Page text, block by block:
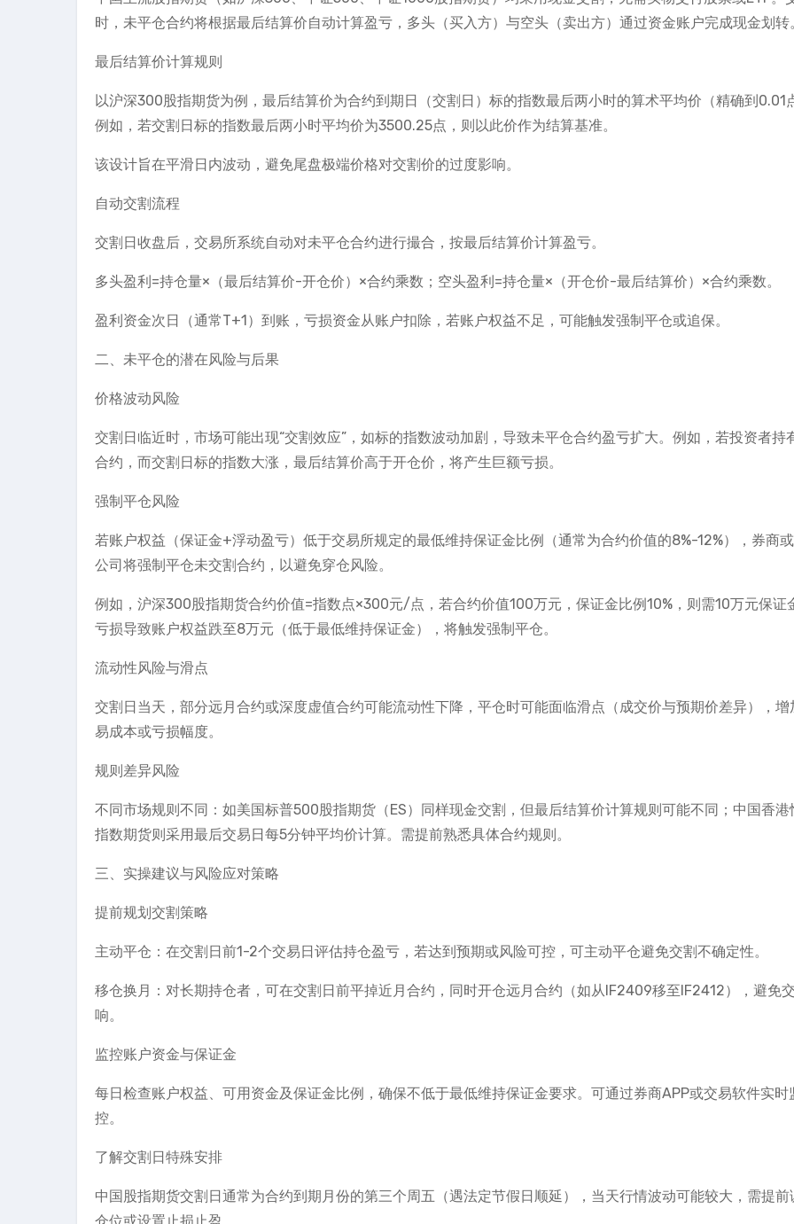
时，未平仓合约将根据最后结算价自动计算盈亏，多头（买入方）与空头（卖出方）通过资金账户完成现金划转
最后结算价计算规则
以沪深300股指期货为例，最后结算价为合约到期日（交割日）标的指数最后两小时的算术平均价（精确到0.01
例如，若交割日标的指数最后两小时平均价为3500.25点，则以此价作为结算基准。
该设计旨在平滑日内波动，避免尾盘极端价格对交割价的过度影响。
自动交割流程
交割日收盘后，交易所系统自动对未平仓合约进行撮合，按最后结算价计算盈亏。
多头盈利=持仓量×（最后结算价-开仓价）×合约乘数；空头盈利=持仓量×（开仓价-最后结算价）×合约乘数。
盈利资金次日（通常T+1）到账，亏损资金从账户扣除，若账户权益不足，可能触发强制平仓或追保。
二、未平仓的潜在风险与后果
价格波动风险
交割日临近时，市场可能出现“交割效应”，如标的指数波动加剧，导致未平仓合约盈亏扩大。例如，若投资者持
合约，而交割日标的指数大涨，最后结算价高于开仓价，将产生巨额亏损。
强制平仓风险
若账户权益（保证金+浮动盈亏）低于交易所规定的最低维持保证金比例（通常为合约价值的8%-12%），券商
公司将强制平仓未交割合约，以避免穿仓风险。
例如，沪深300股指期货合约价值=指数点×300元/点，若合约价值100万元，保证金比例10%，则需10万元保证
亏损导致账户权益跌至8万元（低于最低维持保证金），将触发强制平仓。
流动性风险与滑点
交割日当天，部分远月合约或深度虚值合约可能流动性下降，平仓时可能面临滑点（成交价与预期价差异），增
易成本或亏损幅度。
规则差异风险
不同市场规则不同：如美国标普500股指期货（ES）同样现金交割，但最后结算价计算规则可能不同；中国香港
指数期货则采用最后交易日每5分钟平均价计算。需提前熟悉具体合约规则。
三、实操建议与风险应对策略
提前规划交割策略
主动平仓：在交割日前1-2个交易日评估持仓盈亏，若达到预期或风险可控，可主动平仓避免交割不确定性。
移仓换月：对长期持仓者，可在交割日前平掉近月合约，同时开仓远月合约（如从IF2409移至IF2412），避免
响。
监控账户资金与保证金
每日检查账户权益、可用资金及保证金比例，确保不低于最低维持保证金要求。可通过券商APP或交易软件实时
控。
了解交割日特殊安排
中国股指期货交割日通常为合约到期月份的第三个周五（遇法定节假日顺延），当天行情波动可能较大，需提前